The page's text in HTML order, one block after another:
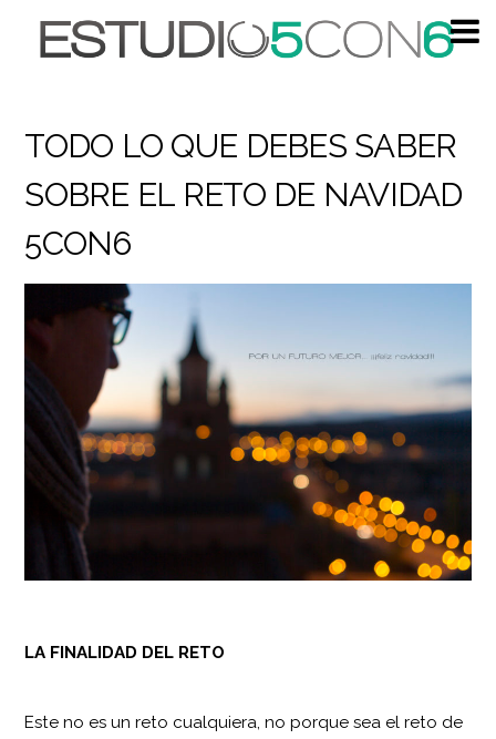
TODO LO QUE DEBES SABER
SOBRE EL RETO DE NAVIDAD
5CON6
LA FINALIDAD DEL RETO
Este no es un reto cualquiera, no porque sea el reto de